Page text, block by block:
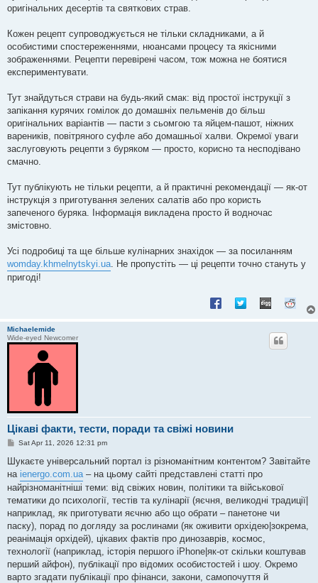
оригінальних десертів та святкових страв.
Кожен рецепт супроводжується не тільки складниками, а й
особистими спостереженнями, нюансами процесу та якісними
зображеннями. Рецепти перевірені часом, тож можна не боятися
експериментувати.
Тут знайдуться страви на будь-який смак: від простої інструкції з
запікання курячих гомілок до домашніх пельменів до більш
оригінальних варіантів — пасти з сьомгою та яйцем-пашот, ніжних
вареників, повітряного суфле або домашньої халви. Окремої уваги
заслуговують рецепти з буряком — просто, корисно та несподівано
смачно.
Тут публікують не тільки рецепти, а й практичні рекомендації — як-от
інструкція з приготування зелених салатів або про користь
запеченого буряка. Інформація викладена просто й водночас
змістовно.
Усі подробиці та ще більше кулінарних знахідок — за посиланням
womday.khmelnytskyi.ua. Не пропустіть — ці рецепти точно стануть у
пригоді!
Michaelemide
Wide-eyed Newcomer
Цікаві факти, тести, поради та свіжі новини
P
s
t
Sat Apr 11, 2026 12:31 pm
Шукаєте універсальний портал із різноманітним контентом? Завітайте
на ienergo.com.ua – на цьому сайті представлені статті про
найрізноманітніші теми: від свіжих новин, політики та військової
тематики до психології, тестів та кулінарії (яєчня, великодні традиції|
наприклад, як приготувати яєчню або що обрати – панетоне чи
паску), порад по догляду за рослинами (як оживити орхідею|зокрема,
реанімація орхідей), цікавих фактів про динозаврів, космос,
технології (наприклад, історія першого iPhone|як-от скільки коштував
перший айфон), публікації про відомих особистостей і шоу. Окремо
варто згадати публікації про фінанси, закони, самопочуття й